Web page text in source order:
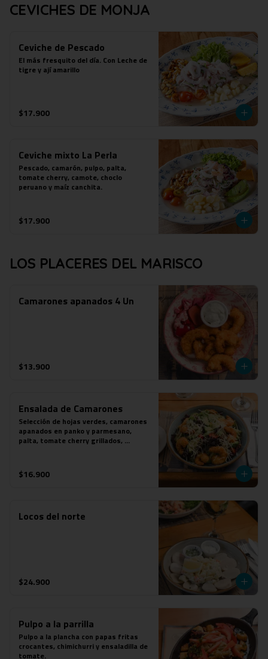
CEVICHES DE MONJA
Ceviche de Pescado
El más fresquito del día. Con Leche de
tigre y ají amarillo
$17.900
Ceviche mixto La Perla
Pescado, camarón, pulpo, palta,
tomate cherry, camote, choclo
peruano y maíz canchita.
$17.900
LOS PLACERES DEL MARISCO
Camarones apanados 4 Un
$13.900
Ensalada de Camarones
Selección de hojas verdes, camarones
apanados en panko y parmesano,
palta, tomate cherry grillados,
$16.900
Locos del norte
$24.900
Pulpo a la parrilla
Pulpo a la plancha con papas fritas
crocantes, chimichurri y ensaladilla de
tomate.